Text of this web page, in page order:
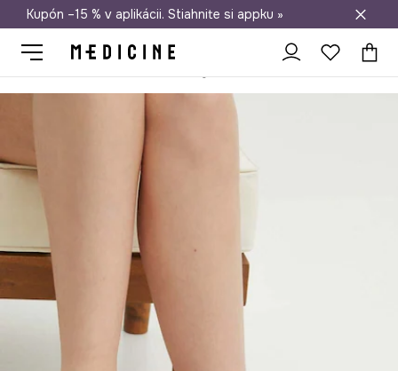
Doprava zadarmo od 50 €
Kupón –15 % v aplikácii. Stiahnite si appku »